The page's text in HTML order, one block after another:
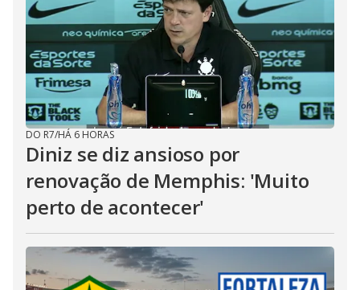
DO R7/HÁ 6 HORAS
Diniz se diz ansioso por
renovação de Memphis: 'Muito
perto de acontecer'